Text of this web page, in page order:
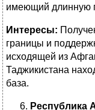
имеющий длинную
Интересы:
границы и
исходящей из
Таджикистана
база.
Республика